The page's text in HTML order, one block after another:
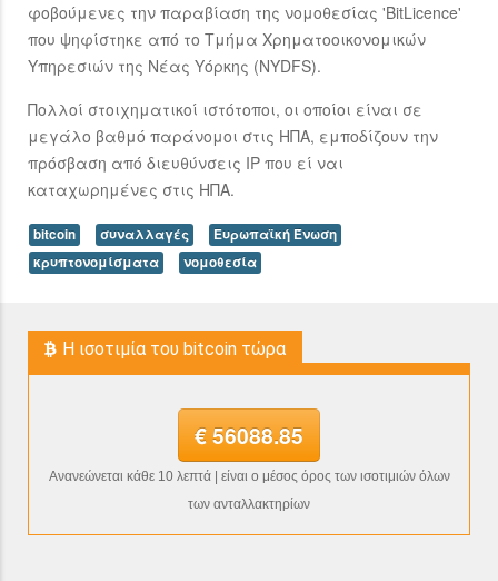
φοβούμενες την παραβίαση της νομοθεσίας 'BitLicence'
που ψηφίστηκε από το Τμήμα Χρηματοοικονομικών
Υπηρεσιών της Νέας Υόρκης (NYDFS).
Πολλοί στοιχηματικοί ιστότοποι, οι οποίοι είναι σε
μεγάλο βαθμό παράνομοι στις ΗΠΑ, εμποδίζουν την
πρόσβαση από διευθύνσεις IP που εί ναι
καταχωρημένες στις ΗΠΑ.
bitcoin συναλλαγές
Ευρωπαϊκή Ένωση
κρυπτονομίσματα
νομοθεσία
H ισοτιμία του bitcoin τώρα
€ 56088.85
Ανανεώνεται κάθε 10 λεπτά | είναι ο μέσος όρος των ισοτιμιών όλων
των ανταλλακτηρίων